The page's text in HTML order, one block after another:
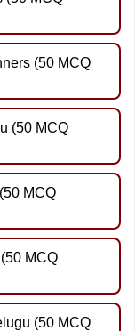
(50 MCQ
(50 MCQ
MCQ
MCQ
(50 MCQ